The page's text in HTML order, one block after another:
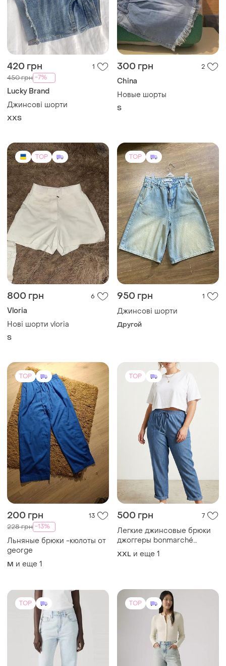
420 грн 1
450 грн -7%
Lucky Brand
Джинсові шорти
300 грн 2
China
Новые шорты
S
800 грн
Vloria
Нові шорти vloria
S
TOP
950 грн 1
Джинсові шорти
Другой
200 грн 13
228 грн -13%
Льняные брюки -кюлоты от
george
M и еще 1
500 грн
Легкие джинсовые брюки
джоггеры bonmarché
(xxl/20) / тонкий джинс
хлопок
XXL и еще 1
TOP TOP